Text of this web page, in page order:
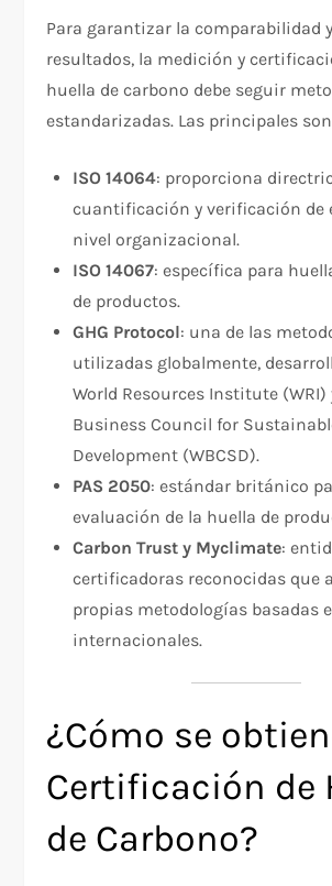
Para garantizar la comparabilidad
resultados, la medición y
huella de carbono debe seguir
estandarizadas. Las principales
ISO 14064: proporciona
cuantificación y verificación de
nivel organizacional.
ISO 14067: específica para
de productos.
GHG Protocol: una de las
utilizadas globalmente,
World Resources Institute (WRI)
Business Council for
Development (WBCSD).
PAS 2050: estándar británico
evaluación de la huella de
Carbon Trust y Myclimate:
certificadoras reconocidas que
propias metodologías basadas
internacionales.
¿Cómo se
Certificación de
de Carbono?